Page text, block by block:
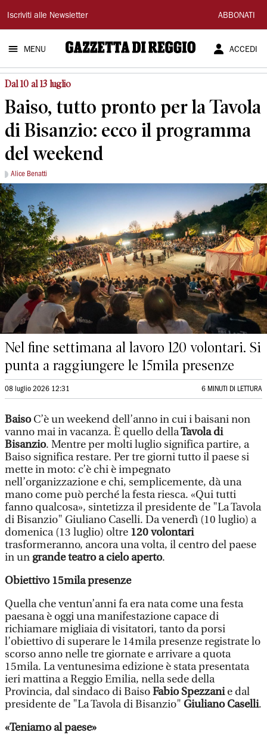
Gazzetta
di
Reggio
Iscriviti alle Newsletter ABBONATI
MENU ACCEDI
Dal 10 al 13 luglio
Baiso, tutto pronto per la Tavola
di Bisanzio: ecco il programma
del weekend
Alice Benatti
Nel fine settimana al lavoro 120 volontari. Si
punta a raggiungere le 15mila presenze
08 luglio 2026 12:31 6 MINUTI DI LETTURA
BaisoC’è un weekend dell’anno in cui i baisani non
vanno mai in vacanza. È quello dellaTavola di
Bisanzio. Mentre per molti luglio significa partire, a
Baiso significa restare. Per tre giorni tutto il paese si
mette in moto: c’è chi è impegnato
nell’organizzazione e chi, semplicemente, dà una
mano come può perché la festa riesca. «Qui tutti
fanno qualcosa», sintetizza il presidente de "La Tavola
di Bisanzio" Giuliano Caselli. Da venerdì (10 luglio) a
domenica (13 luglio) oltre 120 volontari
trasformeranno, ancora una volta, il centro del paese
in un grande teatro a cielo aperto.
Obiettivo 15mila presenze
Quella che ventun’anni fa era nata come una festa
paesana è oggi una manifestazione capace di
richiamare migliaia di visitatori, tanto da porsi
l’obiettivo di superare le 14mila presenze registrate lo
scorso anno nelle tre giornate e arrivare a quota
15mila. La ventunesima edizione è stata presentata
ieri mattina a Reggio Emilia, nella sede della
Provincia, dal sindaco di BaisoFabio Spezzanie dal
presidente de "La Tavola di Bisanzio" Giuliano Caselli.
«Teniamo al paese»